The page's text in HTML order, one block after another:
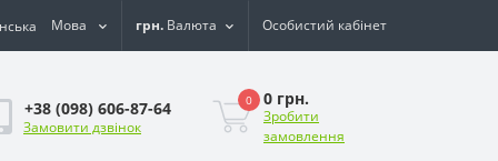
Мова грн. Валюта Особистий кабінет
+38 (098) 606-87-64
Замовити дзвінок
0 0 грн.
Зробити
замовлення